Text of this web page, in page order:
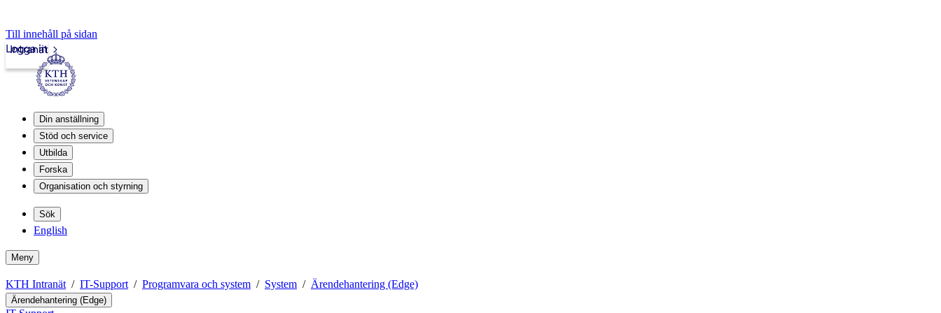
Till innehåll på sidan
Intranät
Logga in
Din anställning
Stöd och service
Utbilda
Forska
Organisation och styrning
Sök
English
Meny
KTH Intranät IT-Support Programvara och system System Ärendehantering (Edge)
Ärendehantering (Edge)